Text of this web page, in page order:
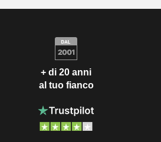
+ di 20 anni
al tuo fianco